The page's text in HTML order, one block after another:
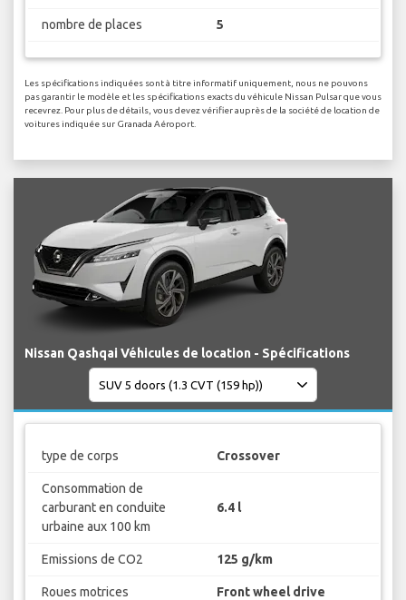
nombre de places 5
Les spécifications indiquées sont à titre informatif uniquement, nous ne pouvons
pas garantir le modèle et les spécifications exacts du véhicule Nissan Pulsar que vous
recevrez. Pour plus de détails, vous devez vérifier auprès de la société de location de
voitures indiquée sur Granada Aéroport.
Nissan Qashqai Véhicules de location - Spécifications
type de corps Crossover
Consommation de
carburant en conduite
urbaine aux 100 km
6.4 l
Emissions de CO2 125 g/km
Roues motrices Front wheel drive